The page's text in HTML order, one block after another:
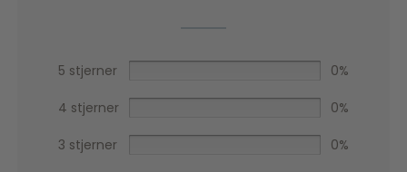
5 stjerner 0%
4 stjerner 0%
3 stjerner 0%